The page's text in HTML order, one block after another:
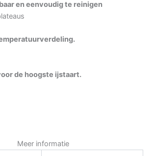
en eenvoudig te reinigen
de hoogste ijstaart.
Meer informatie